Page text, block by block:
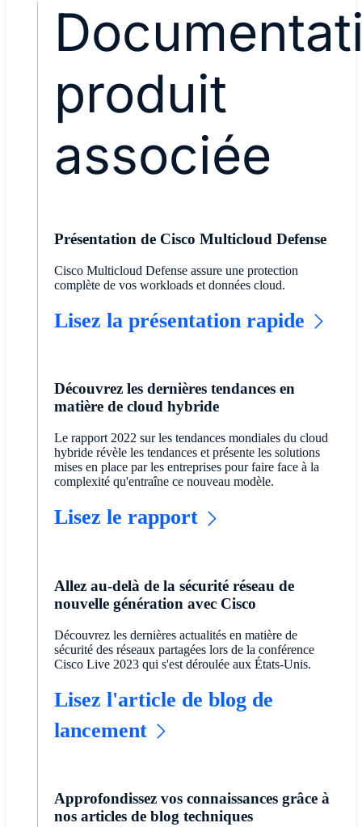
produit
associée
Présentation de Cisco Multicloud Defense
Cisco Multicloud Defense assure une protection
complète de vos workloads et données cloud.
Lisez la présentation rapide
Découvrez les dernières tendances en
matière de cloud hybride
Le rapport 2022 sur les tendances mondiales du cloud
hybride révèle les tendances et présente les solutions
mises en place par les entreprises pour faire face à la
complexité qu'entraîne ce nouveau modèle.
Lisez le rapport
Allez au-delà de la sécurité réseau de
nouvelle génération avec Cisco
Découvrez les dernières actualités en matière de
sécurité des réseaux partagées lors de la conférence
Cisco Live 2023 qui s'est déroulée aux États-Unis.
Lisez l'article de blog de
lancement
Approfondissez vos connaissances grâce à
nos articles de blog techniques